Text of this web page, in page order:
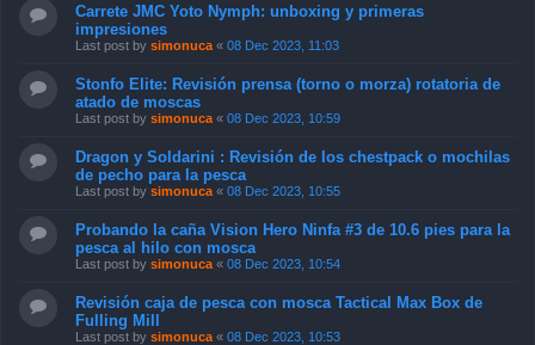
Carrete JMC Yoto Nymph: unboxing y primeras
impresiones
Last post by simonuca « 08 Dec 2023, 11:03
Stonfo Elite: Revisión prensa (torno o morza) rotatoria de
atado de moscas
Last post by simonuca « 08 Dec 2023, 10:59
Dragon y Soldarini : Revisión de los chestpack o mochilas
de pecho para la pesca
Last post by simonuca « 08 Dec 2023, 10:55
Probando la caña Vision Hero Ninfa #3 de 10.6 pies para la
pesca al hilo con mosca
Last post by simonuca « 08 Dec 2023, 10:54
Revisión caja de pesca con mosca Tactical Max Box de
Fulling Mill
Last post by simonuca « 08 Dec 2023, 10:53